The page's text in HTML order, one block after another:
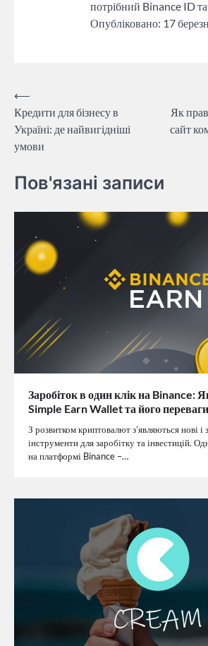
потрібний Binance ID та
Опубліковано: 17
Навігація
записів
⟵
Кредити для бізнесу в
Україні: де найвигідніші
умови
Як
сайт
Пов'язані записи
Заробіток в один клік на Binance:
Simple Earn Wallet та його переваги
З розвитком криптовалют з’являються нові і
інструменти для заробітку та інвестицій.
на платформі Binance –…